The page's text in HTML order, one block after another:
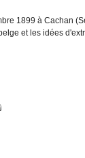
1899 à Cachan
et les idées